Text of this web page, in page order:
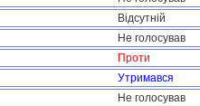
Відсутній
Не голосував
Проти
Утримався
Не голосував